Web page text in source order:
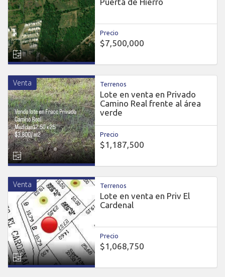
Precio
$7,500,000
Venta Terrenos
Lote en venta en Privado
Camino Real frente al área
verde
Precio
$1,187,500
Venta Terrenos
Lote en venta en Priv El
Cardenal
Precio
$1,068,750